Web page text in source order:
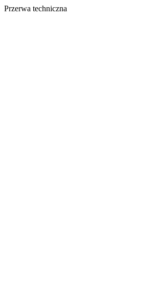
Przerwa techniczna